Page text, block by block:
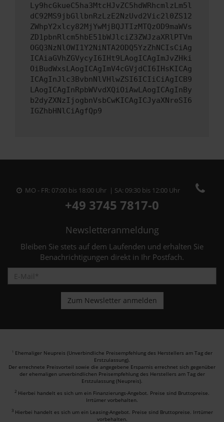
Ly9hcGkueC5ha3MtcHJvZC5hdWRhcmlzLm5l
dC92MS9jbGllbnRzLzE2NzUvd2Vic2l0ZS12
ZWhpY2xlcy82MjYwMjBQJTIzMTQzOD9maWVs
ZD1pbnRlcm5hbE51bWJlciZ3ZWJzaXRlPTVm
OGQ3NzNlOWI1Y2NiNTA2ODQ5YzZhNCIsCiAg
ICAiaGVhZGVycyI6IHt9LAogICAgImJvZHki
OiBudWxsLAogICAgImV4cGVjdCI6IHsKICAg
ICAgInJlc3BvbnNlVHlwZSI6ICIiCiAgICB9
LAogICAgInRpbWVvdXQiOiAwLAogICAgInBy
b2dyZXNzIjogbnVsbCwKICAgICJyaXNreSI6
IGZhbHNlCiAgfQp9
MO - FR: 07:00 bis 18:00 Uhr | SA: 09:30 bis 12:00 Uhr
+49 3745 7817-0
Newsletteranmeldung
Bleiben Sie stets auf dem Laufenden und erhalten Sie
Benachrichtigungen direkt in Ihr Postfach.
1 Ehemaliger Neupreis (Unverbindliche Preisempfehlung des Herstellers am Tag der
Erstzulassung).
Der errechnete Preisvorteil sowie die angegebene Ersparnis errechnet sich gegenüber
der ehemaligen unverbindlichen Preisempfehlung des Herstellers am Tag der
Erstzulassung (Neupreis).
2 Hierbei handelt es sich um ein Finanzierungs-Angebot. Preise sind Bruttopreise.
Irrtümer vorbehalten.
3 Hierbei handelt es sich um ein Leasing-Angebot. Preise sind Bruttopreise. Irrtümer
vorbehalten.